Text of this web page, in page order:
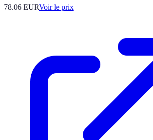
78.06 EURVoir le prix